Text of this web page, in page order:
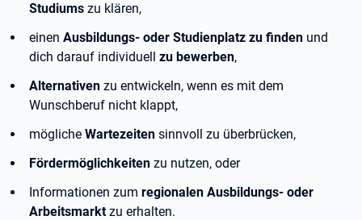
Studiums zu klären,
einen Ausbildungs- oder Studienplatz zu finden und
dich darauf individuell zu bewerben,
Alternativen zu entwickeln, wenn es mit dem
Wunschberuf nicht klappt,
mögliche Wartezeiten sinnvoll zu überbrücken,
Fördermöglichkeiten zu nutzen, oder
Informationen zum regionalen Ausbildungs- oder
Arbeitsmarktzu erhalten.